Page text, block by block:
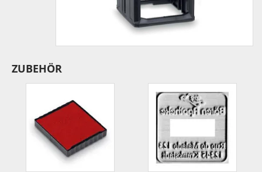
ZUBEHÖR